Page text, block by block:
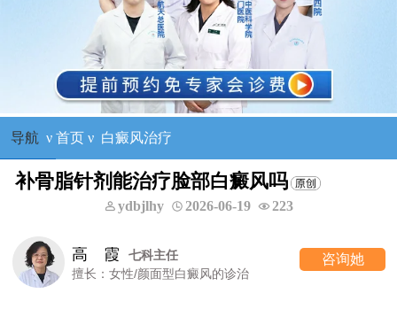
导航 ν 首页ν 白癜风治疗
补骨脂针剂能治疗脸部白癜风吗
ydbjlhy 2026-06-19 223
白癜风的诊治
咨询她 王树申
一科
擅长：外科手术